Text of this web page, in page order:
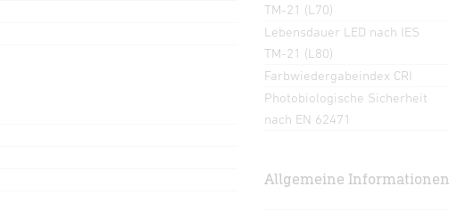
TM-21 (L70)
Lebensdauer LED nach IES
TM-21 (L80)
Farbwiedergabeindex CRI
Photobiologische Sicherheit
nach EN 62471
Allgemeine Informationen